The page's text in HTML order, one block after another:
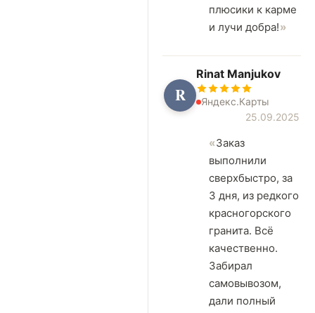
плюсики к карме
и лучи добра!
R
Rinat Manjukov
Яндекс.Карты
25.09.2025
Заказ
выполнили
сверхбыстро, за
3 дня, из редкого
красногорского
гранита. Всё
качественно.
Забирал
самовывозом,
дали полный